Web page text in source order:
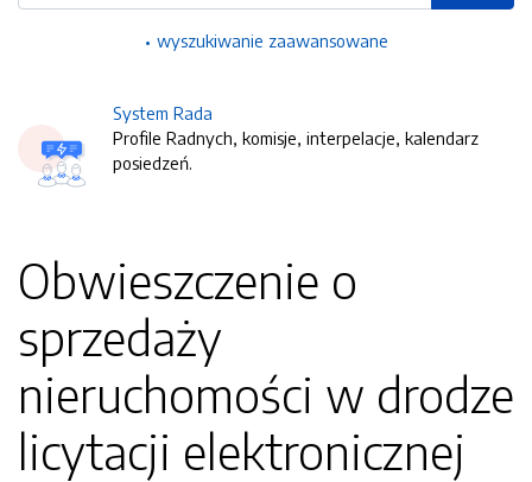
wyszukiwanie zaawansowane
System Rada
Profile Radnych, komisje, interpelacje, kalendarz
posiedzeń.
Obwieszczenie o
sprzedaży
nieruchomości w drodze
licytacji elektronicznej